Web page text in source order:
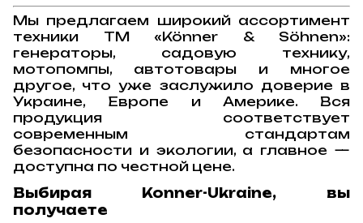
Мы предлагаем широкий ассортимент
техники ТМ «Könner & Söhnen»:
генераторы, садовую технику,
мотопомпы, автотовары и многое
другое, что уже заслужило доверие в
Украине, Европе и Америке. Вся
продукция соответствует
современным стандартам
безопасности и экологии, а главное —
доступна по честной цене.
Выбирая Konner-Ukraine, вы
получаете